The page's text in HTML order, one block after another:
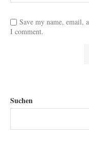
Save my name, email,
I comment.
Suchen